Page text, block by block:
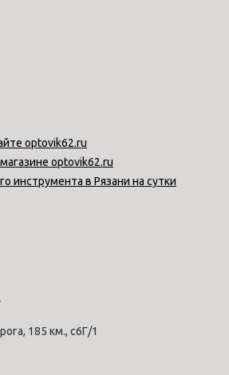
optovik62.ru
optovik62.ru
инструмента в Рязани на сутки
185 км., с6Г/1